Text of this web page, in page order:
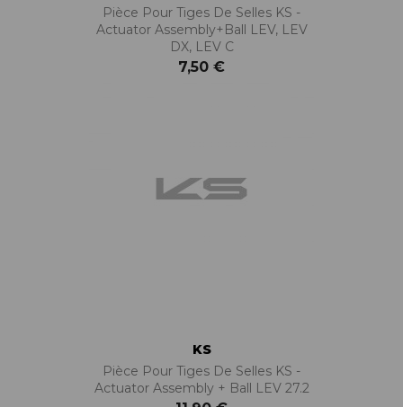
Pièce Pour Tiges De Selles KS -
Actuator Assembly+ball LEV, LEV
DX, LEV C
7,50 €
KS
Pièce Pour Tiges De Selles KS -
Actuator Assembly + Ball LEV 27.2